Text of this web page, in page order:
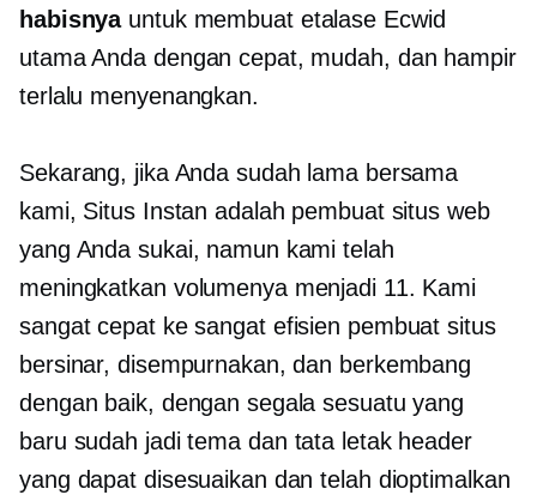
habisnyauntuk membuat etalase Ecwid
utama Anda dengan cepat, mudah, dan hampir
terlalu menyenangkan.
Sekarang, jika Anda sudah lama bersama
kami, Situs Instan adalah pembuat situs web
yang Anda sukai, namun kami telah
meningkatkan volumenya menjadi 11. Kami
sangat cepatkesangat efisien pembuat situs
bersinar, disempurnakan, dan berkembang
dengan baik, dengan segala sesuatu yang
baru sudah jaditema dan tata letak header
yang dapat disesuaikan dan telah dioptimalkan